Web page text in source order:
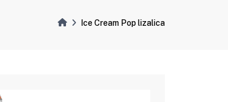
Ice Cream Pop lizalica